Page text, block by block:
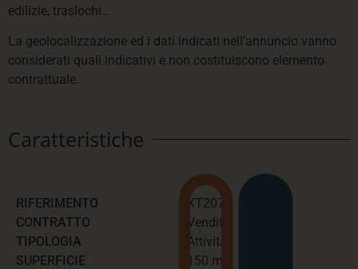
edilizie, traslochi…
La geolocalizzazione ed i dati indicati nell’annuncio vanno
considerati quali indicativi e non costituiscono elemento
contrattuale.
Caratteristiche
RIFERIMENTO
CONTRATTO
TIPOLOGIA
SUPERFICIE
XT207
Vendita
Attività
150 mq